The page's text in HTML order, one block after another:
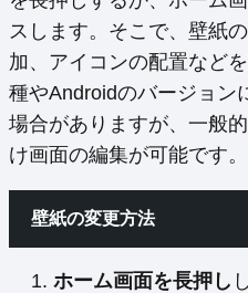
スします。そこで、壁紙
加、アイコンの配置など
種やAndroidのバージョン
場合がありますが、一般
け画面の編集が可能です。
壁紙の変更方法
ホーム画面を長押し